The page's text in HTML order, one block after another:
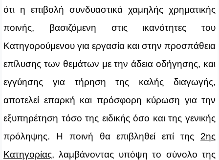
ότι η επιβολή συνδυαστικά χαμηλής χρηματικής
ποινής, βασιζόμενη στις ικανότητες του
Κατηγορούμενου για εργασία και στην προσπάθεια
επίλυσης των θεμάτων με την άδεια οδήγησης, και
εγγύησης για τήρηση της καλής διαγωγής,
αποτελεί επαρκή και πρόσφορη κύρωση για την
εξυπηρέτηση τόσο της ειδικής όσο και της γενικής
πρόληψης. Η ποινή θα επιβληθεί επί της 2ης
Κατηγορίας, λαμβάνοντας υπόψη το σύνολο της